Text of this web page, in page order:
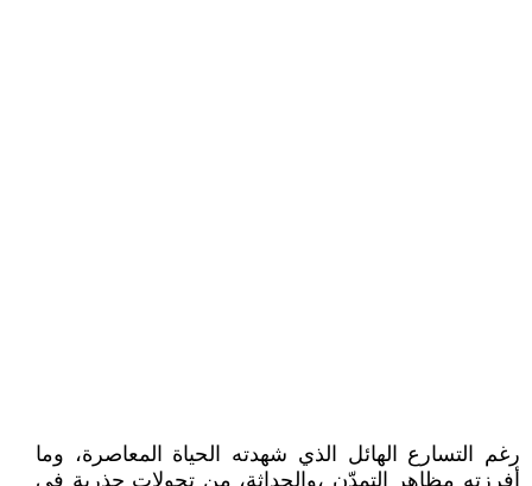
رغم التسارع الهائل الذي شهدته الحياة المعاصرة، وما
أفرزته مظاهر التمدّن ،والحداثة، من تحولات جذرية في